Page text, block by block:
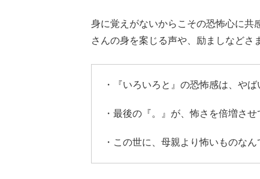
身に覚えがないからこその恐怖心に
さんの身を案じる声や、励ましなどさ
・『いろいろと』の恐怖感は、やば
・最後の『。』が、怖さを倍増させ
・この世に、母親より怖いものなん